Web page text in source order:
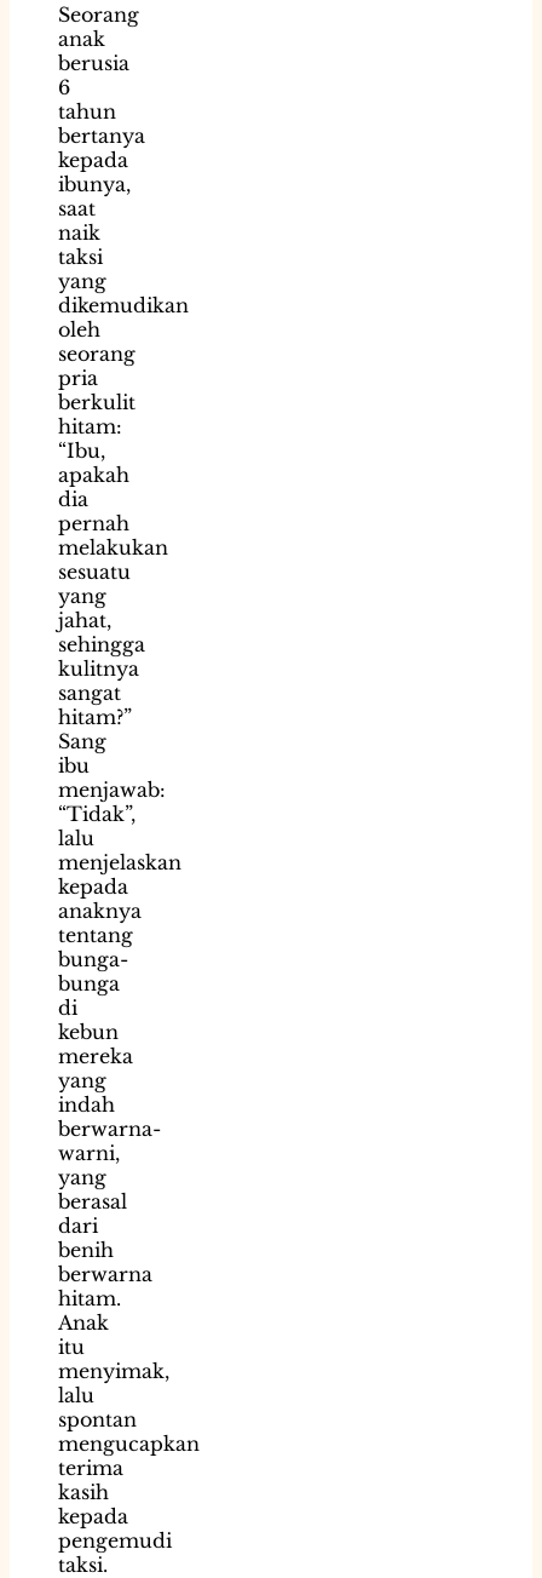
Seorang
anak
berusia
6
tahun
bertanya
kepada
ibunya,
saat
naik
taksi
yang
dikemudikan
oleh
seorang
pria
berkulit
hitam:
“Ibu,
apakah
dia
pernah
melakukan
sesuatu
yang
jahat,
sehingga
kulitnya
sangat
hitam?”
Sang
ibu
menjawab:
“Tidak”,
lalu
menjelaskan
kepada
anaknya
tentang
bunga-
bunga
di
kebun
mereka
yang
indah
berwarna-
warni,
yang
berasal
dari
benih
berwarna
hitam.
Anak
itu
menyimak,
lalu
spontan
mengucapkan
terima
kasih
kepada
pengemudi
taksi.